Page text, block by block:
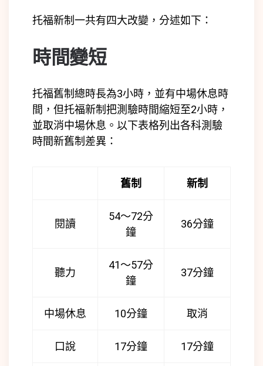
托福新制一共有四大改變，分述如下：
時間變短
托福舊制總時長為3小時，並有中場休息時
間，但托福新制把測驗時間縮短至2小時，
並取消中場休息。以下表格列出各科測驗
時間新舊制差異：
舊制 新制
閱讀
54～72分
鐘
36分鐘
聽力
41～57分
鐘
37分鐘
中場休息 10分鐘 取消
口說 17分鐘 17分鐘